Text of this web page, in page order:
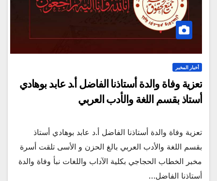
أخبار المخبر
تعزية وفاة والدة أستاذنا الفاضل أ.د عابد بوهادي
أستاذ بقسم اللغة والأدب العربي
تعزية وفاة والدة أستاذنا الفاضل أ.د عابد بوهادي أستاذ
بقسم اللغة والأدب العربي بالغ الحزن و الأسى تلقت أسرة
مخبر الخطاب الحجاجي بكلية الآداب واللغات نبأ وفاة والدة
أستاذنا الفاضل…